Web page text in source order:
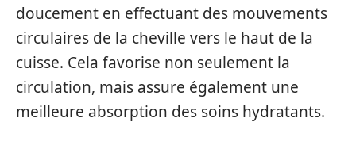
doucement en effectuant des mouvements
circulaires de la cheville vers le haut de la
cuisse. Cela favorise non seulement la
circulation, mais assure également une
meilleure absorption des soins hydratants.